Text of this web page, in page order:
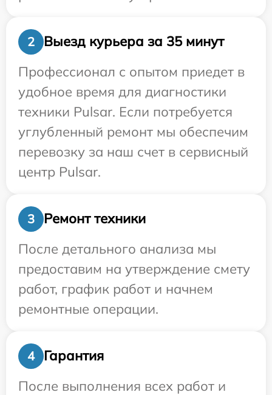
2
Выезд курьера за 35 минут
Профессионал с опытом приедет в
удобное время для диагностики
техники Pulsar. Если потребуется
углубленный ремонт мы обеспечим
перевозку за наш счет в сервисный
центр Pulsar.
3
Ремонт техники
После детального анализа мы
предоставим на утверждение смету
работ, график работ и начнем
ремонтные операции.
4
Гарантия
После выполнения всех работ и